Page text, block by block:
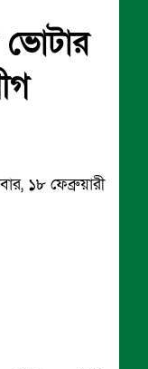
ভোটার
১৮ ফেব্রুয়ারী